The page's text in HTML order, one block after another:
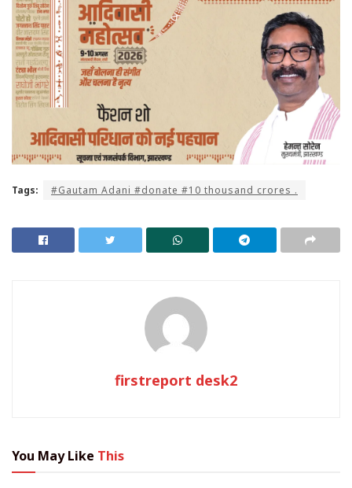
Tags: #Gautam Adani #donate #10 thousand crores .
firstreport desk2
You May Like This